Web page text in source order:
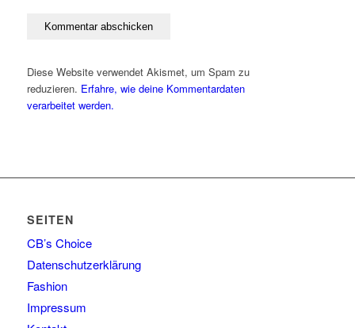
Diese Website verwendet Akismet, um Spam zu
reduzieren. Erfahre, wie deine Kommentardaten
verarbeitet werden.
SEITEN
CB’s Choice
Datenschutzerklärung
Fashion
Impressum